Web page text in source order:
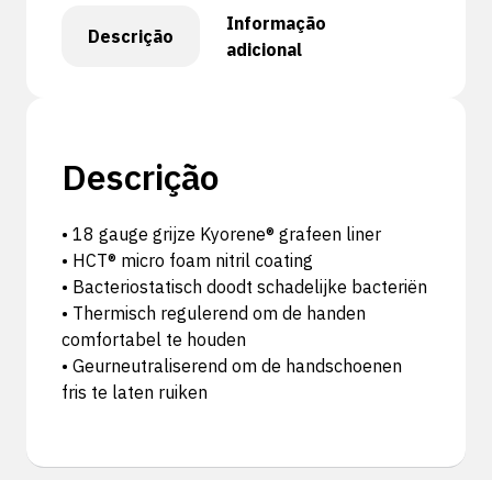
Descrição
Informação
adicional
Descrição
• 18 gauge grijze Kyorene® grafeen liner
• HCT® micro foam nitril coating
• Bacteriostatisch doodt schadelijke bacteriën
• Thermisch regulerend om de handen
comfortabel te houden
• Geurneutraliserend om de handschoenen
fris te laten ruiken